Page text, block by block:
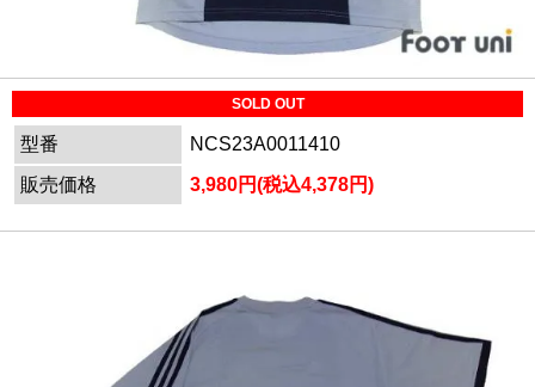
SOLD OUT
型番
NCS23A0011410
販売価格
3,980円(税込4,378円)